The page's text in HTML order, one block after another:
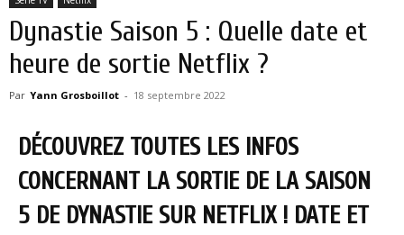
Dynastie Saison 5 : Quelle date et
heure de sortie Netflix ?
Par Yann Grosboillot - 18 septembre 2022
DÉCOUVREZ TOUTES LES INFOS
CONCERNANT LA SORTIE DE LA SAISON
5 DE DYNASTIE SUR NETFLIX ! DATE ET